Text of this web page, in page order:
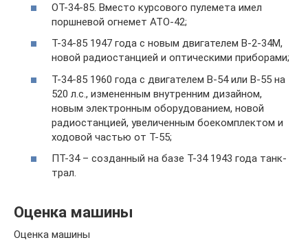
ОТ-34-85. Вместо курсового пулемета имел
поршневой огнемет АТО-42;
Т-34-85 1947 года с новым двигателем В-2-34М,
новой радиостанцией и оптическими приборами;
Т-34-85 1960 года с двигателем В-54 или В-55 на
520 л.с., измененным внутренним дизайном,
новым электронным оборудованием, новой
радиостанцией, увеличенным боекомплектом и
ходовой частью от Т-55;
ПТ-34 – созданный на базе Т-34 1943 года танк-
трал.
Оценка машины
Оценка машины